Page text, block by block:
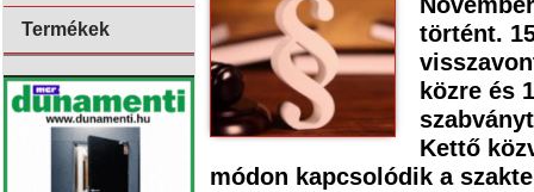
Termékek
történt.
közre és
Kettő
módon kapcsolódik a